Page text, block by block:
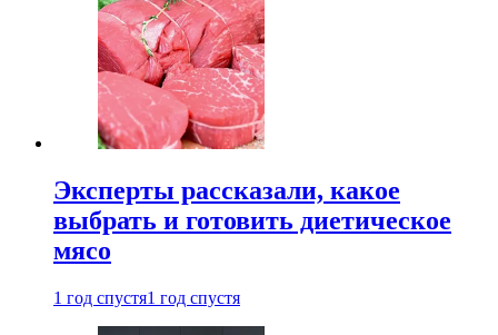
Эксперты рассказали, какое
выбрать и готовить диетическое
мясо
1 год спустя1 год спустя